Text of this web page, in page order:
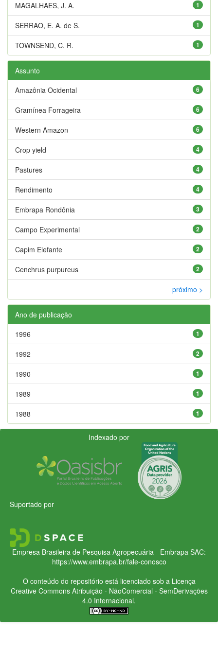
1
MAGALHAES, J. A.
1
SERRAO, E. A. de S.
1
TOWNSEND, C. R.
Assunto
6
Amazônia Ocidental
6
Gramínea Forrageira
6
Western Amazon
4
Crop yield
4
Pastures
4
Rendimento
3
Embrapa Rondônia
2
Campo Experimental
2
Capim Elefante
2
Cenchrus purpureus
próximo >
Ano de publicação
1
1996
2
1992
1
1990
1
1989
1
1988
Indexado por
Suportado por
Empresa Brasileira de Pesquisa Agropecuária - Embrapa SAC:
https://www.embrapa.br/fale-conosco
O conteúdo do repositório está licenciado sob a Licença
Creative CommonsAtribuição - NãoComercial - SemDerivações
4.0 Internacional.